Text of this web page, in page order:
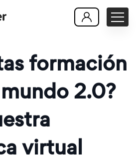
formación
2.0?
virtual